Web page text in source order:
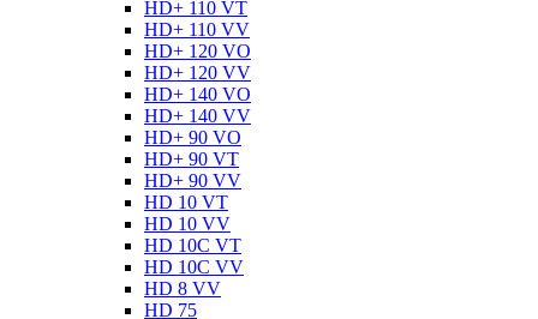
HD+ 110 VT
HD+ 110 VV
HD+ 120 VO
HD+ 120 VV
HD+ 140 VO
HD+ 140 VV
HD+ 90 VO
HD+ 90 VT
HD+ 90 VV
HD 10 VT
HD 10 VV
HD 10C VT
HD 10C VV
HD 8 VV
HD 75